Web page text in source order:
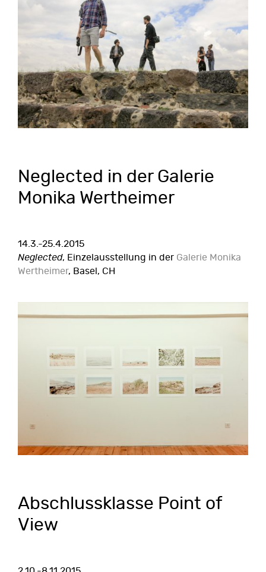
Neglected in der Galerie
Monika Wertheimer
14.3.-25.4.2015
Neglected, Einzelausstellung in der Galerie Monika
Wertheimer, Basel, CH
Abschlussklasse Point of
View